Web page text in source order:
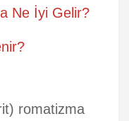
Ne İyi Gelir?
romatizma